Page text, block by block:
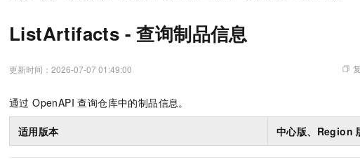
ListArtifacts - 查询制品信息
更新时间： 2026-07-07 01:49:00
通过 OpenAPI 查询仓库中的制品信息。
适用版本 中心版、Region
Qwen3.8-Max HOT
智能体时代全能旗舰模型
Kimi-K3 NEW
Kimi 最新旗舰模型，长程编程与推理利器
多元化、高性能、安全可靠的大模型服务
无影云电脑
随时随地安全接入的云上超级电脑
云解析DNS
提供智能易用的域名与建站服务
人工智能平台 PAI
一站式AI开发、训练和推理服务
HappyHorse 打造一站式影视创作平台
可视化编排打通从文字构思到成片全链路闭环
快速拥有专属 OpenClaw
上传文档即自动完成翻译和格式还原
Hermes Agent，打造自进化智能体
自主进化，持久记忆，越用越聪明
Claude Code + GStack 打造工程团队
云服务器38元/年起，超值低价云产品抢先购
推荐新用户得奖励，单订单最高返9万
云工开物
高校专属算力普惠，学生认证享300元代金券
至高享 1亿+免费 tokens，加速 Al 应用落地
Token Plan 模型订阅计划
Qwen3.8-Max 首发尝鲜，限时加量 10 倍，夜间低
千问办公，限时限量积分加倍 NEW
云上成本管理
管理和优化成本
价格优势
多端小程序
观测云
Tuya 物联网平台阿里云版
手机三要素
OCR 文字识别
咨询伙伴
销售伙伴合作计划
无影生态合作计划
Salesforce On Alibaba Cloud
产品生态伙伴
自助服务
在线服务
工单服务
专家技术服务
企业成长
技术领先
分析师报告
研究报告与白皮书
云上奥运之旅
看见新力量